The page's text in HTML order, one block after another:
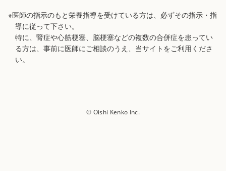
※医師の指示のもと栄養指導を受けている方は、必ずその指示・指
導に従って下さい。
特に、腎症や心筋梗塞、脳梗塞などの複数の合併症を患ってい
る方は、事前に医師にご相談のうえ、当サイトをご利用くださ
い。
© Oishi Kenko Inc.